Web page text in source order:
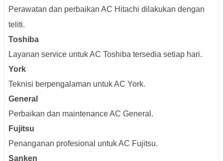
Perawatan dan perbaikan AC Hitachi dilakukan dengan
teliti.
Toshiba
Layanan service untuk AC Toshiba tersedia setiap hari.
York
Teknisi berpengalaman untuk AC York.
General
Perbaikan dan maintenance AC General.
Fujitsu
Penanganan profesional untuk AC Fujitsu.
Sanken